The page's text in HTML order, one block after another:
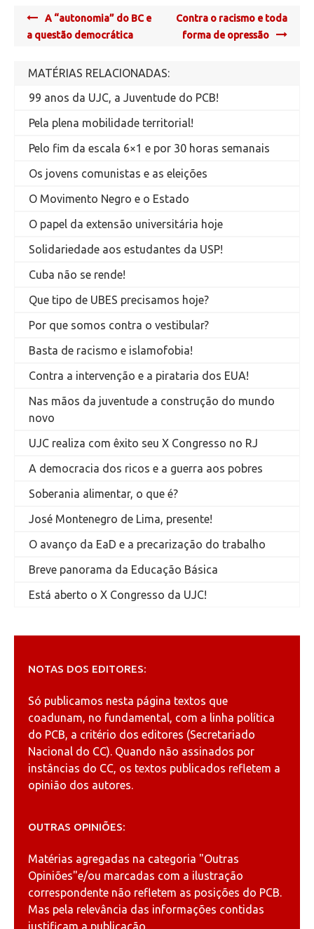
Post
navigation
A “autonomia” do BC e
a questão democrática
Contra o racismo e toda
forma de opressão
MATÉRIAS RELACIONADAS:
99 anos da UJC, a Juventude do PCB!
Pela plena mobilidade territorial!
Pelo fim da escala 6×1 e por 30 horas semanais
Os jovens comunistas e as eleições
O Movimento Negro e o Estado
O papel da extensão universitária hoje
Solidariedade aos estudantes da USP!
Cuba não se rende!
Que tipo de UBES precisamos hoje?
Por que somos contra o vestibular?
Basta de racismo e islamofobia!
Contra a intervenção e a pirataria dos EUA!
Nas mãos da juventude a construção do mundo
novo
UJC realiza com êxito seu X Congresso no RJ
A democracia dos ricos e a guerra aos pobres
Soberania alimentar, o que é?
José Montenegro de Lima, presente!
O avanço da EaD e a precarização do trabalho
Breve panorama da Educação Básica
Está aberto o X Congresso da UJC!
NOTAS DOS EDITORES:
Só publicamos nesta página textos que
coadunam, no fundamental, com a linha política
do PCB, a critério dos editores (Secretariado
Nacional do CC). Quando não assinados por
instâncias do CC, os textos publicados refletem a
opinião dos autores.
OUTRAS OPINIÕES:
Matérias agregadas na categoria "Outras
Opiniões"e/ou marcadas com a ilustração
correspondente não refletem as posições do PCB.
Mas pela relevância das informações contidas